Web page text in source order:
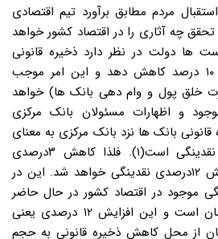
مردم مطابق برآورد تیم اقتصادی
چه آثاری را در اقتصاد کشور خواهد
ها دولت در نظر دارد ذخیره قانونی
بانک ها را از ۱۳درصد به ۱۰ درصد کاهش دهد و این امر موجب
خلق پول و وام دهی بانک ها) خواهد
و اظهارات مسئولان بانک مرکزی
بانک ها نزد بانک مرکزی به معنای
افزایش حداقل ۴درصدی نقدینگی است(۱). فلذا کاهش ۳درصدی
ذخیره قانونی موجب افزایش ۱۲درصدی نقدینگی خواهد شد. این در
موجود در اقتصاد کشور در حال حاضر
تقریبا ۸۵۰هزار میلیارد تومان است و این افزایش ۱۲ درصدی یعنی
تومان از محل کاهش ذخیره قانونی به حجم